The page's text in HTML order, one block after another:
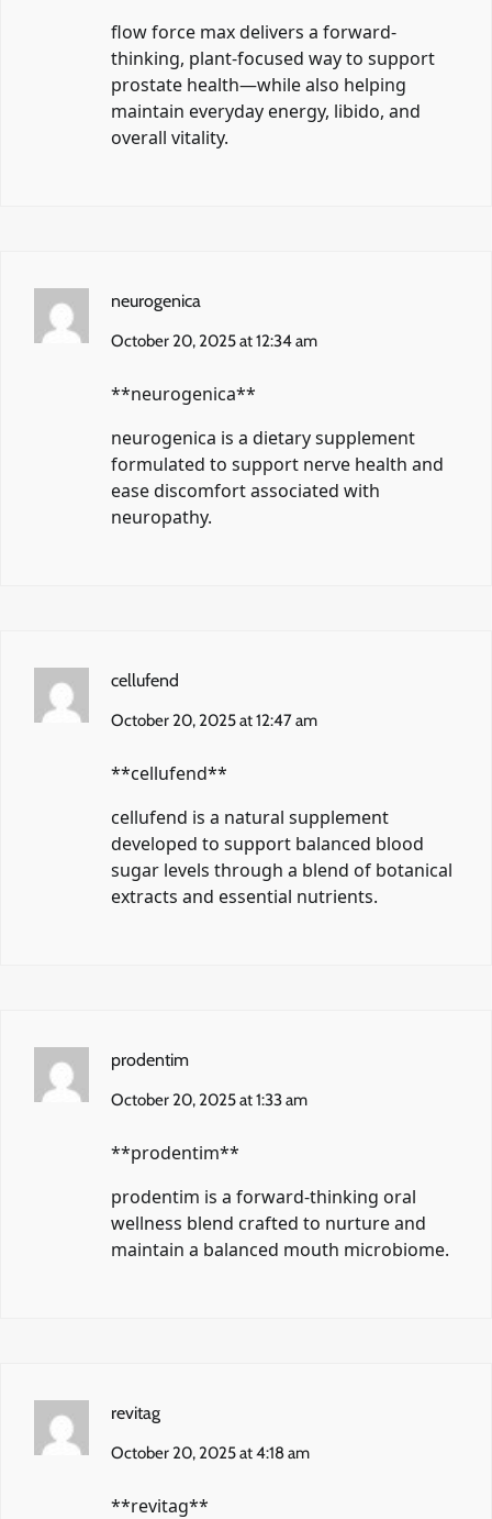
flow force maxdelivers a forward-
thinking, plant-focused way to support
prostate health—while also helping
maintain everyday energy, libido, and
overall vitality.
neurogenica
October 20, 2025 at 12:34 am
** neurogenica**
neurogenica is a dietary supplement
formulated to support nerve health and
ease discomfort associated with
neuropathy.
cellufend
October 20, 2025 at 12:47 am
**cellufend**
cellufend is a natural supplement
developed to support balanced blood
sugar levels through a blend of botanical
extracts and essential nutrients.
prodentim
October 20, 2025 at 1:33 am
** prodentim**
prodentim is a forward-thinking oral
wellness blend crafted to nurture and
maintain a balanced mouth microbiome.
revitag
October 20, 2025 at 4:18 am
**revitag**